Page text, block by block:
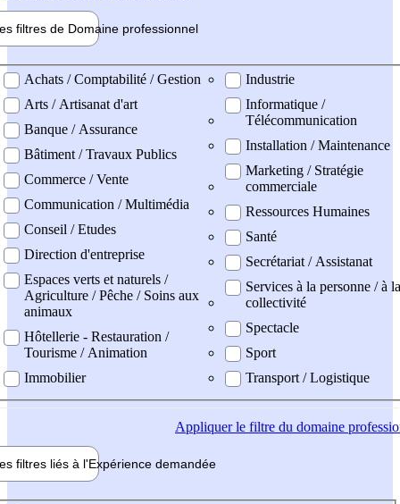
filtres de Domaine professionnel
professionel
Achats / Comptabilité / Gestion
Arts / Artisanat d'art
Banque / Assurance
Bâtiment / Travaux Publics
Commerce / Vente
Communication / Multimédia
Conseil / Etudes
Direction d'entreprise
Espaces verts et naturels /
Agriculture / Pêche / Soins aux
animaux
Hôtellerie - Restauration /
Tourisme / Animation
Immobilier
Industrie
Informatique /
Télécommunication
Installation / Maintenance
Marketing / Stratégie
commerciale
Ressources Humaines
Santé
Secrétariat / Assistanat
Services à la personne / à la
collectivité
Spectacle
Sport
Transport / Logistique
Appliquerle filtre du domaine
filtres liés à l'Expérience demandée